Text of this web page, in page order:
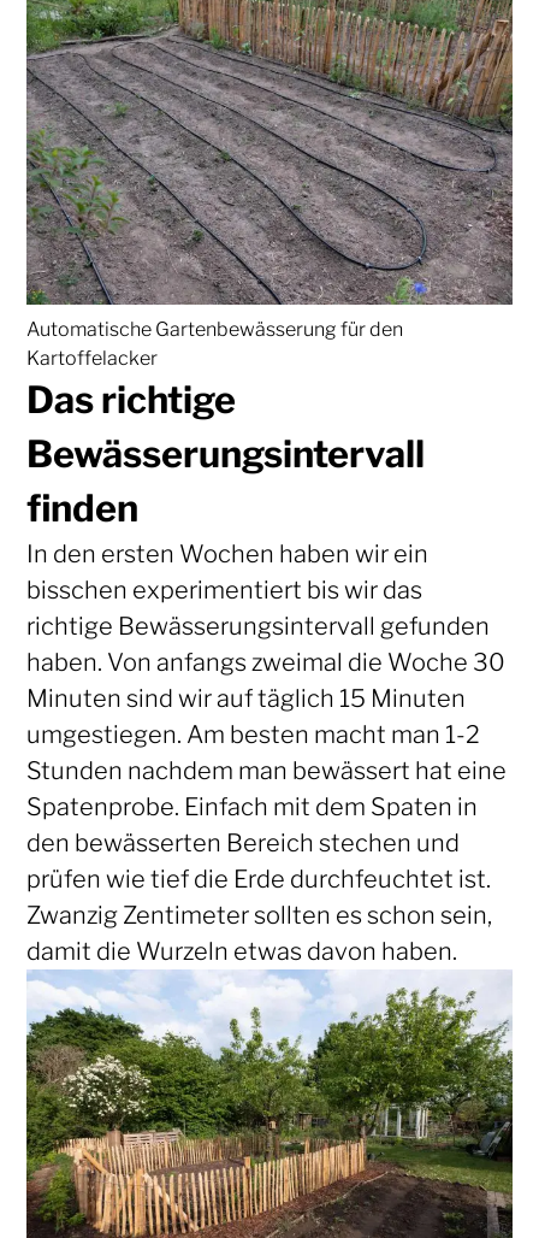
Automatische Gartenbewässerung für den
Kartoffelacker
Das richtige
Bewässerungsintervall
finden
In den ersten Wochen haben wir ein
bisschen experimentiert bis wir das
richtige Bewässerungsintervall gefunden
haben. Von anfangs zweimal die Woche 30
Minuten sind wir auf täglich 15 Minuten
umgestiegen. Am besten macht man 1-2
Stunden nachdem man bewässert hat eine
Spatenprobe. Einfach mit dem Spaten in
den bewässerten Bereich stechen und
prüfen wie tief die Erde durchfeuchtet ist.
Zwanzig Zentimeter sollten es schon sein,
damit die Wurzeln etwas davon haben.